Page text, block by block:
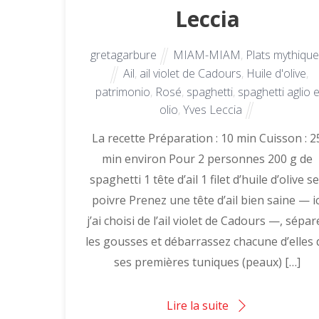
Leccia
gretagarbure MIAM-MIAM, Plats
Ail, ail violet de Cadours, Huile d'olive,
patrimonio, Rosé, spaghetti, spaghetti aglio e
olio, Yves Leccia
La recette Préparation : 10 min Cuisson :
min environ Pour 2 personnes 200 g de
spaghetti 1 tête d’ail 1 filet d’huile d’olive
poivre Prenez une tête d’ail bien saine —
j’ai choisi de l’ail violet de Cadours —,
les gousses et débarrassez chacune d’elles
ses premières tuniques (peaux) […]
Lire la suite